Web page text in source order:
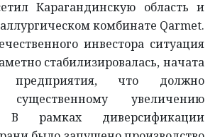
Карагандинскую область и
комбинате Qarmet.
инвестора ситуация
стабилизировалась, начата
предприятия, что должно
увеличению
В рамках диверсификации